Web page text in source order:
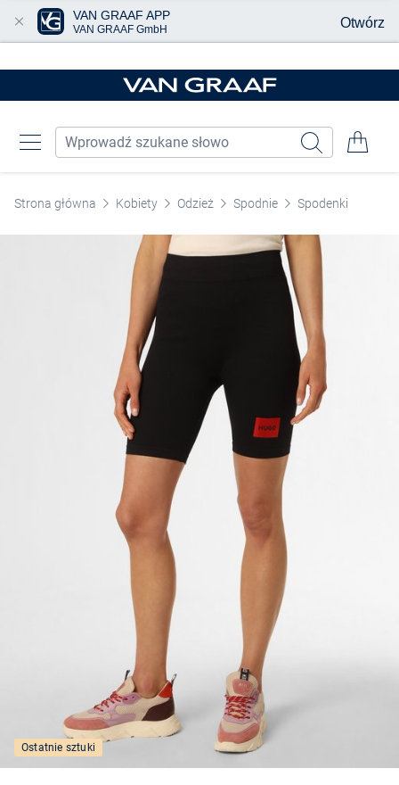
Strona główna Kobiety Odzież Spodnie Spodenki
Ostatnie sztuki
VAN GRAAF APP
VAN GRAAF GmbH Otwórz